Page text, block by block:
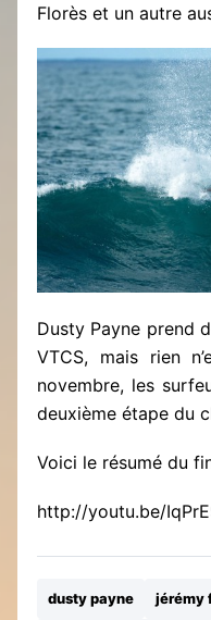
Florès et un autre
Dusty Payne prend
VTCS, mais rien
novembre, les
deuxième étape du
Voici le résumé du
http://youtu.be/
dusty payne jérémy